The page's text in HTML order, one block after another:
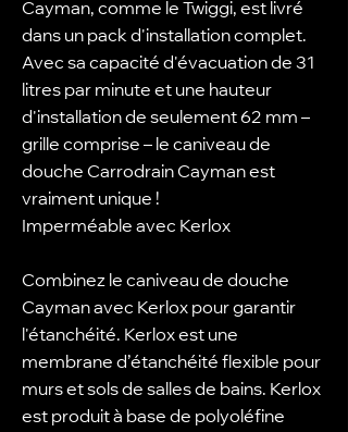
Cayman, comme le Twiggi, est livré
dans un pack d'installation complet.
Avec sa capacité d'évacuation de 31
litres par minute et une hauteur
d'installation de seulement 62 mm –
grille comprise – le caniveau de
douche Carrodrain Cayman est
vraiment unique !
Imperméable avec Kerlox
Combinez le caniveau de douche
Cayman avec Kerlox pour garantir
l'étanchéité. Kerlox est une
membrane d’étanchéité flexible pour
murs et sols de salles de bains. Kerlox
est produit à base de polyoléfine